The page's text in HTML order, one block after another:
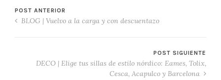
POST ANTERIOR
BLOG | Vuelvo a la carga y con descuentazo
POST SIGUIENTE
DECO | Elige tus sillas de estilo nórdico: Eames, Tolix,
Cesca, Acapulco y Barcelona